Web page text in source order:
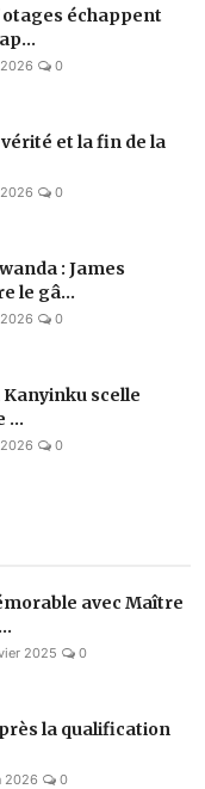
échappent
0
vérité et la fin de la
0
: James
le gâ...
0
scelle
...
0
avec Maître
2025 0
la qualification
2026 0